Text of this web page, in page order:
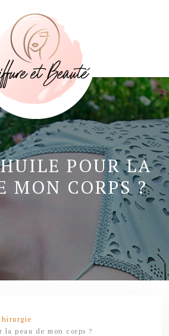
POUR LA
MON CORPS ?
peau de mon corps ?